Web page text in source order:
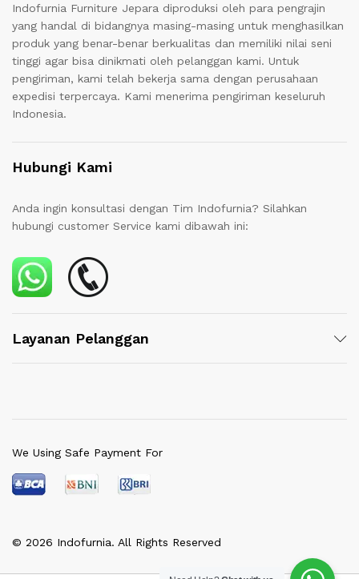
Indofurnia Furniture Jepara diproduksi oleh para pengrajin
yang handal di bidangnya masing-masing untuk menghasilkan
produk yang benar-benar berkualitas dan memiliki nilai seni
tinggi agar bisa dinikmati oleh pelanggan kami. Untuk
pengiriman, kami telah bekerja sama dengan perusahaan
expedisi terpercaya. Kami menerima pengiriman keseluruh
Indonesia.
Hubungi Kami
Anda ingin konsultasi dengan Tim Indofurnia? Silahkan
hubungi customer Service kami dibawah ini:
Layanan Pelanggan
© 2026 Indofurnia. All Rights Reserved
We Using Safe Payment For